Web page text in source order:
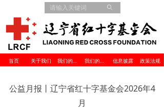
ꄙ
首页 关于我们 我们的项目 我们的伙伴 信息披露 政策法规
公益月报丨辽宁省红十字基金会2026年4
月